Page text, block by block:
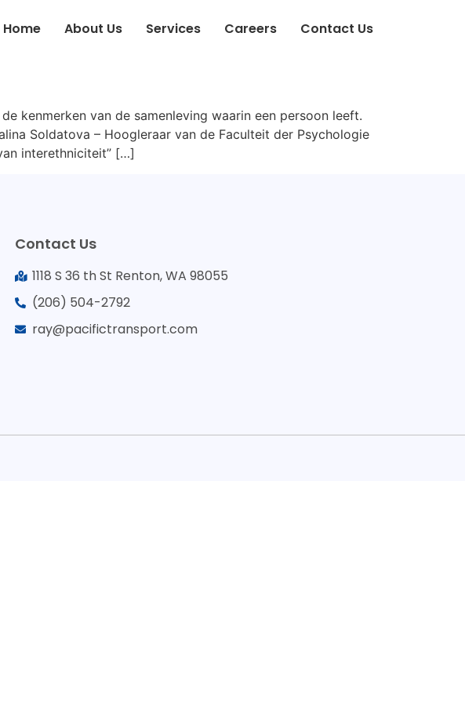
Home About Us Services Careers Contact Us
kenmerken van de samenleving waarin een persoon leeft.
Soldatova – Hoogleraar van de Faculteit der Psychologie
interethniciteit” […]
Contact Us
1118 S 36 th St Renton, WA 98055
(206) 504-2792
ray@pacifictransport.com